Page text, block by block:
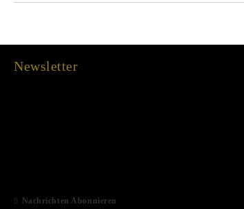
Newsletter
Nachrichten Abonnieren